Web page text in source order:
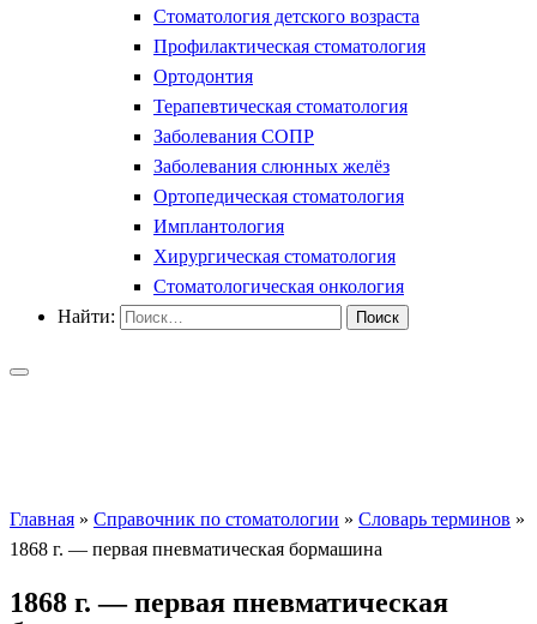
Стоматология детского возраста
Профилактическая стоматология
Ортодонтия
Терапевтическая стоматология
Заболевания СОПР
Заболевания слюнных желёз
Ортопедическая стоматология
Имплантология
Хирургическая стоматология
Стоматологическая онкология
Найти:
Главная » Справочник по стоматологии » Словарь терминов »
1868 г. — первая пневматическая бормашина
1868 г. — первая пневматическая